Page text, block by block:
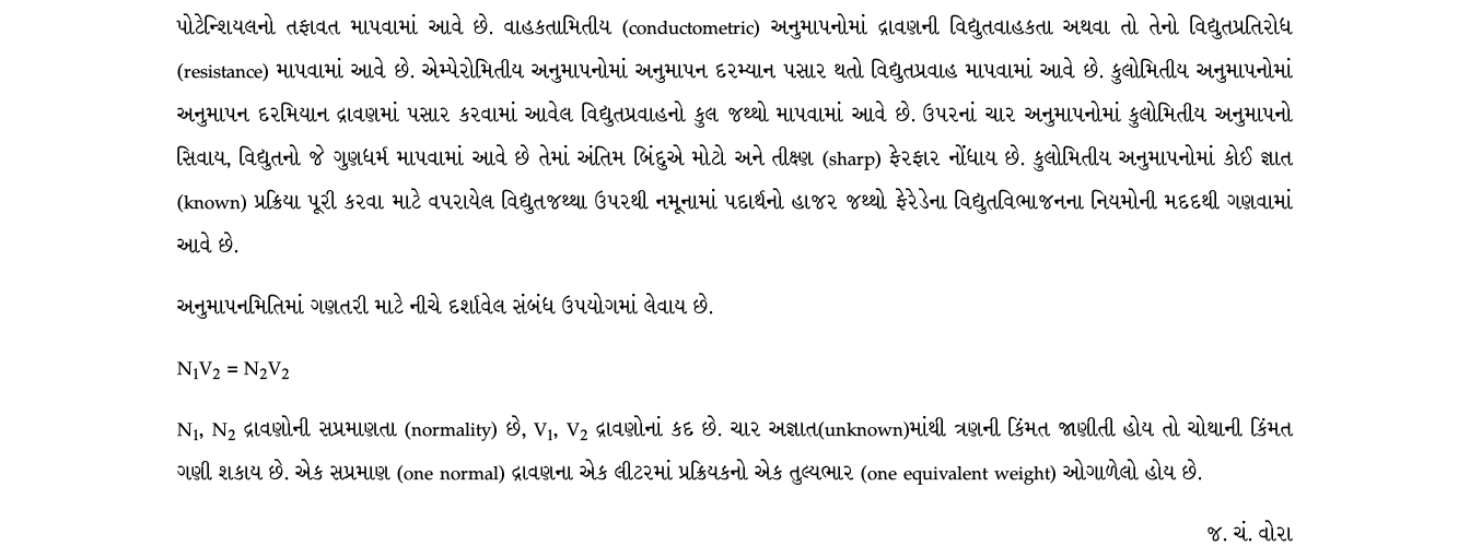
પોટેન્શિયલનો તફાવત માપવામાં આવે છે. વાહકતામિતીય (conductometric) અનુમાપનોમાં દ્રાવણની વિદ્યુતવાહકતા અથવા તો તેનો વિદ્યુતપ્રતિરોધ
(resistance) માપવામાં આવે છે. એમ્પેરોમિતીય અનુમાપનોમાં અનુમાપન દરમ્યાન પસાર થતો વિદ્યુતપ્રવાહ માપવામાં આવે છે. કુલોમિતીય અનુમાપનોમાં
અનુમાપન દરમિયાન દ્રાવણમાં પસાર કરવામાં આવેલ વિદ્યુતપ્રવાહનો કુલ જથ્થો માપવામાં આવે છે. ઉપરનાં ચાર અનુમાપનોમાં કુલોમિતીય અનુમાપનો
સિવાય, વિદ્યુતનો જે ગુણધર્મ માપવામાં આવે છે તેમાં અંતિમ બિંદુએ મોટો અને તીક્ષ્ણ (sharp) ફેરફાર નોંધાય છે. કુલોમિતીય અનુમાપનોમાં કોઈ જ્ઞાત
(known) પ્રક્રિયા પૂરી કરવા માટે વપરાયેલ વિદ્યુતજથ્થા ઉપરથી નમૂનામાં પદાર્થનો હાજર જથ્થો ફેરેડેના વિદ્યુતવિભાજનના નિયમોની મદદથી ગણવામાં
આવે છે.
અનુમાપનમિતિમાં ગણતરી માટે નીચે દર્શાવેલ સંબંધ ઉપયોગમાં લેવાય છે.
N1V2 = N2V2
N1, N2 દ્રાવણોની સપ્રમાણતા (normality) છે, V1, V2 દ્રાવણોનાં કદ છે. ચાર અજ્ઞાત(unknown)માંથી ત્રણની કિંમત જાણીતી હોય તો ચોથાની કિંમત
ગણી શકાય છે. એક સપ્રમાણ (one normal) દ્રાવણના એક લીટરમાં પ્રક્રિયકનો એક તુલ્યભાર (one equivalent weight) ઓગાળેલો હોય છે.
જ. ચં. વોરા